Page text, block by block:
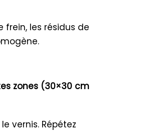
frein, les résidus de
zones (30×30 cm
vernis. Répétez